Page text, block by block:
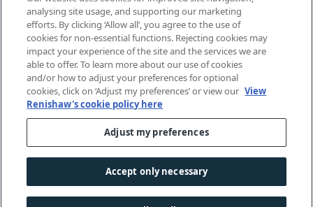
© 2001-2026 Renishaw plc. 保留所有權利。
聯絡我們|法律及法規遵循|無障礙網頁|隱私權|
analysing site usage, and supporting our marketing
efforts. By clicking ‘Allow all’, you agree to the use of
cookies for non-essential functions. Rejecting cookies may
impact your experience of the site and the services we are
able to offer. To learn more about our use of cookies
and/or how to adjust your preferences for optional
cookies, click on ‘Adjust my preferences’ or view our View
Renishaw's cookie policy here
Adjust my preferences
Accept only necessary